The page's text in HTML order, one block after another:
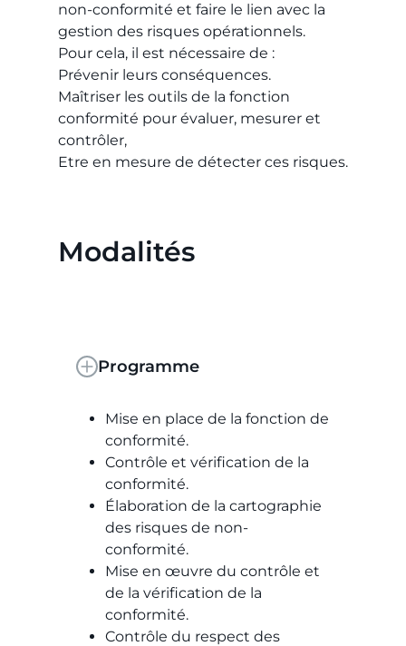
non-conformité et faire le lien avec la
gestion des risques opérationnels.
Pour cela, il est nécessaire de :
Prévenir leurs conséquences.
Maîtriser les outils de la fonction
conformité pour évaluer, mesurer et
contrôler,
Etre en mesure de détecter ces risques.
Modalités
Programme
Mise en place de la fonction de
conformité.
Contrôle et vérification de la
conformité.
Élaboration de la cartographie
des risques de non-
conformité.
Mise en œuvre du contrôle et
de la vérification de la
conformité.
Contrôle du respect des